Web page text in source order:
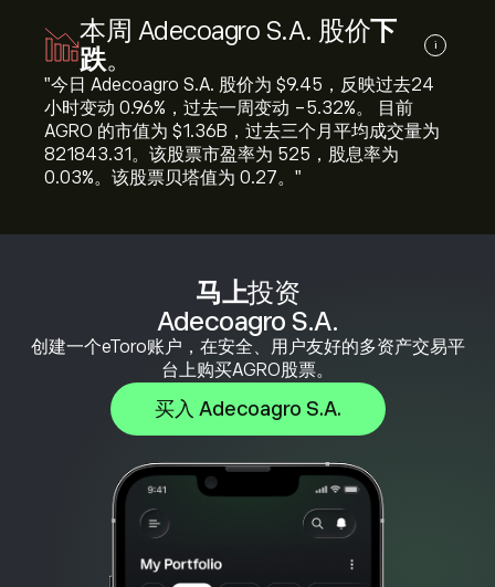
马上投资
Adecoagro S.A.
创建一个eToro账户，在安全、用户友好的多资产交易平
台上购买AGRO股票。
买入 Adecoagro S.A.
本周 Adecoagro S.A. 股价下
跌。 i
"今日 Adecoagro S.A. 股价为 ‎$‎9.45，反映过去24
小时变动 ‎0.96‎%，过去一周变动 ‎-5.32‎%。 目前
AGRO 的市值为 ‎$‎1.36B，过去三个月平均成交量为
821843.31。该股票市盈率为 525，股息率为
0.03%。该股票贝塔值为 0.27。"